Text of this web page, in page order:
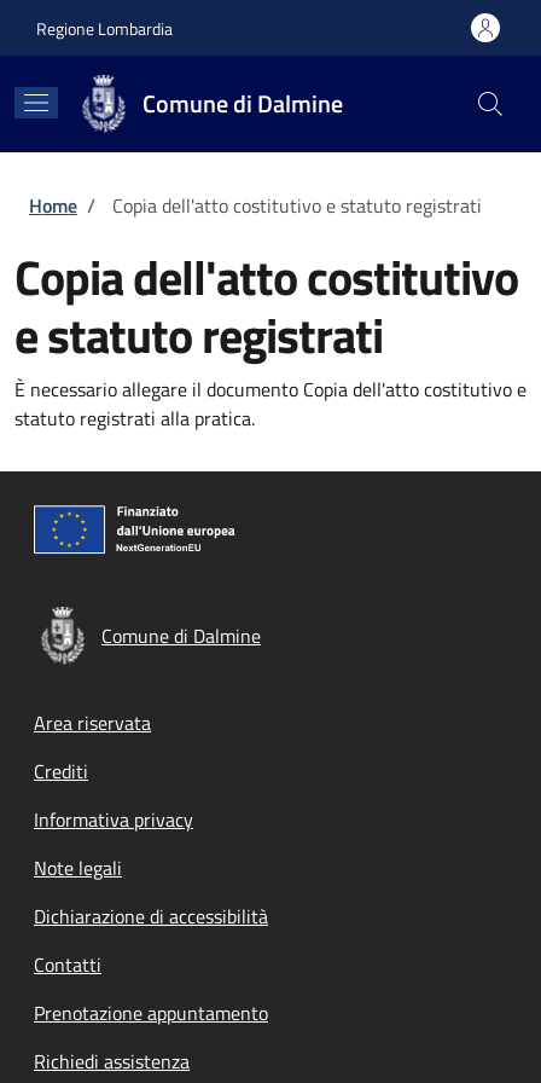
Regione Lombardia
Comune di Dalmine
Briciole di pane
Home / Copia dell'atto costitutivo e statuto registrati
Copia dell'atto costitutivo
e statuto registrati
È necessario allegare il documento Copia dell'atto costitutivo e
statuto registrati alla pratica.
Comune di Dalmine
Footer menu
Area riservata
Crediti
Informativa privacy
Note legali
Dichiarazione di accessibilità
Contatti
Prenotazione appuntamento
Richiedi assistenza